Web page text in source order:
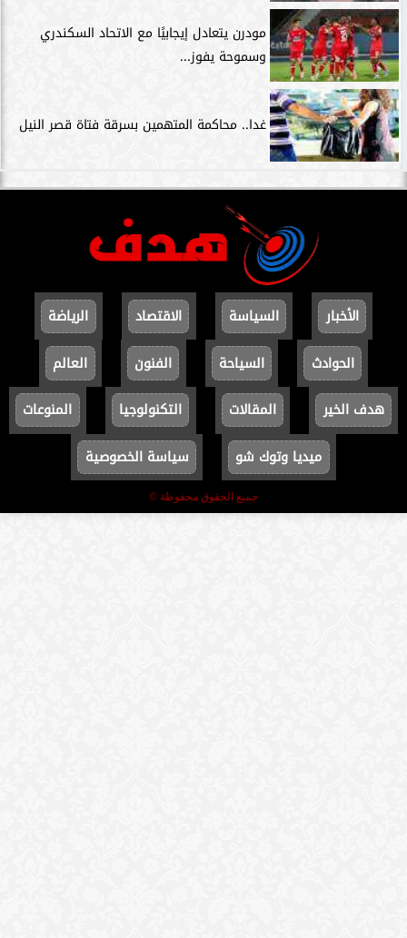
مودرن يتعادل إيجابيًا مع الاتحاد السكندري
وسموحة يفوز...
غدا.. محاكمة المتهمين بسرقة فتاة قصر النيل
الأخبار السياسة الاقتصاد
الرياضة
الحوادث
السياحة الفنون
العالم
هدف الخير
المقالات التكنولوجيا
المنوعات
ميديا وتوك شو
سياسة الخصوصية
جميع الحقوق محفوظة ©